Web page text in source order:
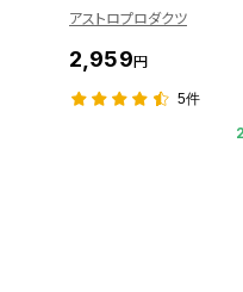
アストロプロダクツ
2,959円
5件